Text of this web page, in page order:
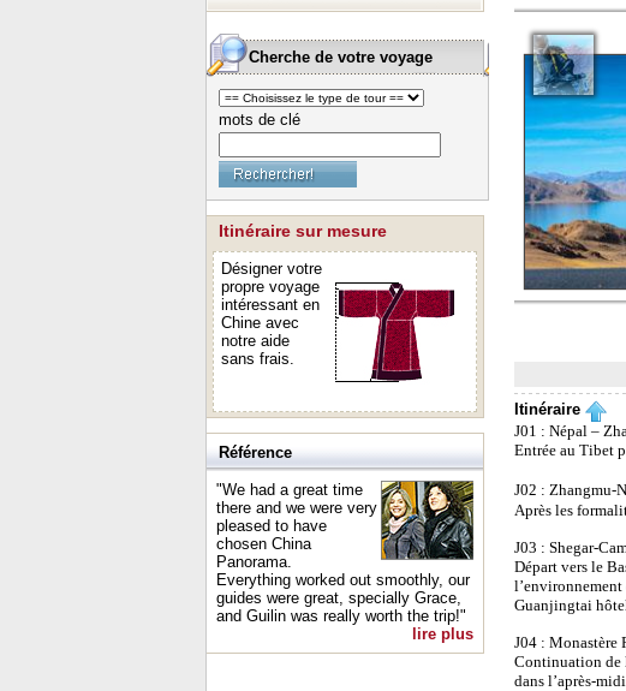
Cherche de votre voyage
mots de clé
Itinéraire sur mesure
Désigner votre
propre voyage
intéressant en
Chine avec
notre aide
sans frais.
Référence
"We had a great time
there and we were very
pleased to have
chosen China
Panorama.
Everything worked out smoothly, our
guides were great, specially Grace,
and Guilin was really worth the trip!"
lire plus
Itinéraire
J01 : Népal –
Entrée au Tibet
J02 : Zhangmu-
Après les
J03 : Shegar-
Départ vers le
l’environnement
Guanjingtai
J04 : Monastère
Continuation de
dans l’après-